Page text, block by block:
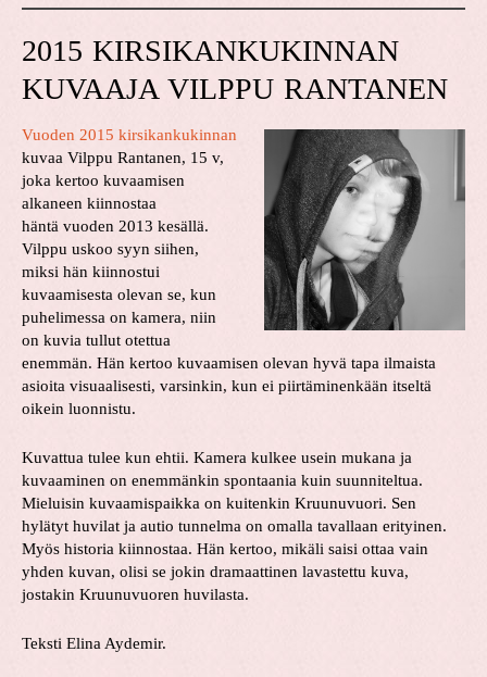
2015 KIRSIKANKUKINNAN
KUVAAJA VILPPU RANTANEN
Vuoden 2015 kirsikankukinnan
kuvaa Vilppu Rantanen, 15 v,
joka kertoo kuvaamisen
alkaneen kiinnostaa
häntä vuoden 2013 kesällä.
Vilppu uskoo syyn siihen,
miksi hän kiinnostui
kuvaamisesta olevan se, kun
puhelimessa on kamera, niin
on kuvia tullut otettua
enemmän. Hän kertoo kuvaamisen olevan hyvä tapa ilmaista
asioita visuaalisesti, varsinkin, kun ei piirtäminenkään itseltä
oikein luonnistu.
Kuvattua tulee kun ehtii. Kamera kulkee usein mukana ja
kuvaaminen on enemmänkin spontaania kuin suunniteltua.
Mieluisin kuvaamispaikka on kuitenkin Kruunuvuori. Sen
hylätyt huvilat ja autio tunnelma on omalla tavallaan erityinen.
Myös historia kiinnostaa. Hän kertoo, mikäli saisi ottaa vain
yhden kuvan, olisi se jokin dramaattinen lavastettu kuva,
jostakin Kruunuvuoren huvilasta.
Teksti Elina Aydemir.